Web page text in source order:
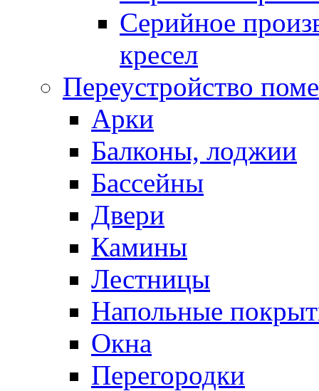
Серийное
кресел
Переустройство
Арки
Балконы, лоджии
Бассейны
Двери
Камины
Лестницы
Напольные
Окна
Перегородки